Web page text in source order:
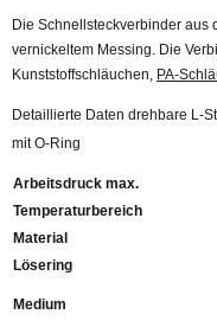
Die Schnellsteckverbinder aus
vernickeltem Messing. Die
Kunststoffschläuchen, PA-
Detaillierte Daten drehbare L-
mit O-Ring
Arbeitsdruck max.
Temperaturbereich
Material
Lösering
Medium